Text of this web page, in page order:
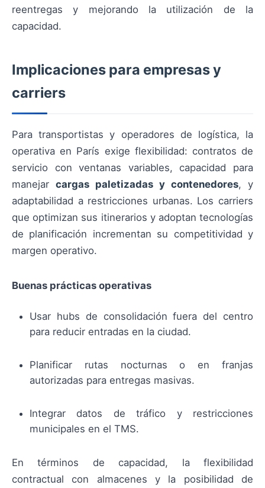
reentregas y mejorando la utilización de la
capacidad.
Implicaciones para empresas y
carriers
Para transportistas y operadores de logística, la
operativa en París exige flexibilidad: contratos de
servicio con ventanas variables, capacidad para
manejar cargas paletizadas y contenedores, y
adaptabilidad a restricciones urbanas. Los carriers
que optimizan sus itinerarios y adoptan tecnologías
de planificación incrementan su competitividad y
margen operativo.
Buenas prácticas operativas
Usar hubs de consolidación fuera del centro
para reducir entradas en la ciudad.
Planificar rutas nocturnas o en franjas
autorizadas para entregas masivas.
Integrar datos de tráfico y restricciones
municipales en el TMS.
En términos de capacidad, la flexibilidad
contractual con almacenes y la posibilidad de